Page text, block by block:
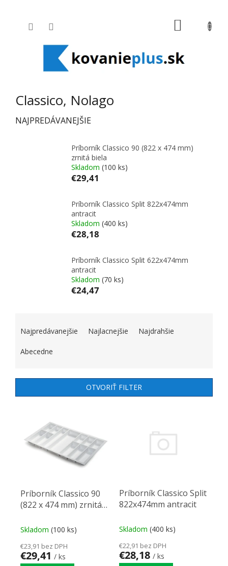
Classico, Nolago
NAJPREDÁVANEJŠIE
Príborník Classico 90 (822 x 474 mm)
zrnitá biela
Skladom (100 ks)
€29,41
Príborník Classico Split 822x474mm
antracit
Skladom (400 ks)
€28,18
Príborník Classico Split 622x474mm
antracit
Skladom (70 ks)
€24,47
Najpredávanejšie Najlacnejšie Najdrahšie
Abecedne
OTVORIŤ FILTER
Príborník Classico 90
(822 x 474 mm) zrnitá
Skladom (100 ks)
€23,91 bez DPH
€29,41 / ks
Príborník Classico Split
822x474mm antracit
Skladom (400 ks)
€22,91 bez DPH
€28,18 / ks